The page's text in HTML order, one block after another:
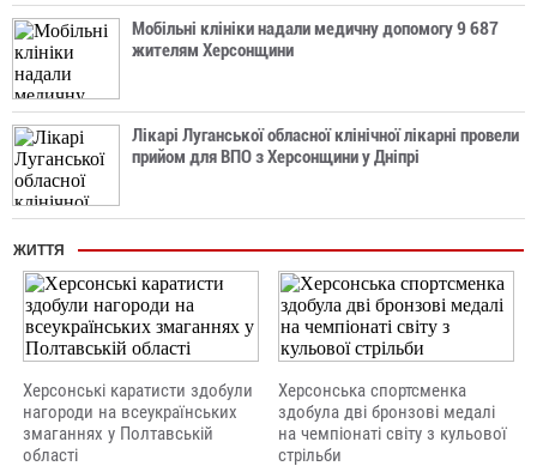
Мобільні клініки надали медичну допомогу 9 687
жителям Херсонщини
Лікарі Луганської обласної клінічної лікарні провели
прийом для ВПО з Херсонщини у Дніпрі
ЖИТТЯ
Херсонські каратисти здобули
нагороди на всеукраїнських
змаганнях у Полтавській
області
Херсонська спортсменка
здобула дві бронзові медалі
на чемпіонаті світу з кульової
стрільби